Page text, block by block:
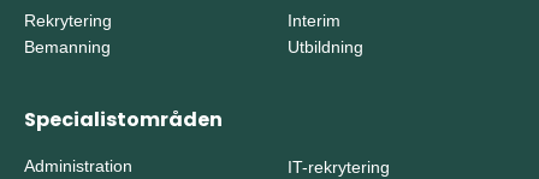
Rekrytering
Bemanning
Interim
Utbildning
Specialistområden
Administration
IT-rekrytering